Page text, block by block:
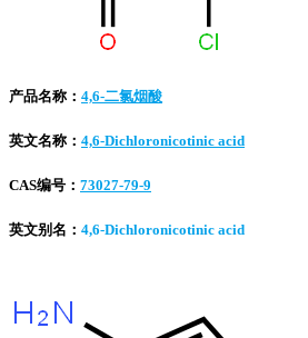
产品名称： 4,6-二氯烟酸
英文名称： 4,6-Dichloronicotinic acid
CAS编号： 73027-79-9
英文别名： 4,6-Dichloronicotinic acid